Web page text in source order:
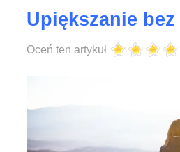
Upiększanie
Oceń ten artykuł